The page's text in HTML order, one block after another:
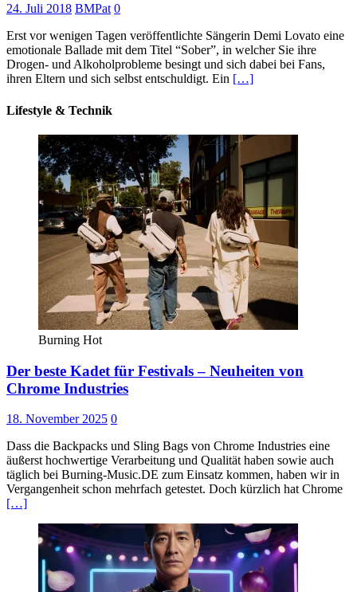
24. Juli 2018 BMPat 0
Erst vor wenigen Tagen veröffentlichte Sängerin Demi Lovato eine
emotionale Ballade mit dem Titel “Sober”, in welcher Sie ihre
Drogen- und Alkoholprobleme besingt und sich dabei bei Fans,
ihren Eltern und sich selbst entschuldigt. Ein […]
Lifestyle & Technik
Burning Hot
Der beste Kadet für Festivals – Neuheiten von
Chrome Industries
18. November 2025 0
Dass die Backpacks und Sling Bags von Chrome Industries eine
äußerst hochwertige Verarbeitung und Qualität haben sowie auch
täglich bei Burning-Music.DE zum Einsatz kommen, haben wir in
Vergangenheit schon mehrfach getestet. Doch kürzlich hat Chrome
[…]